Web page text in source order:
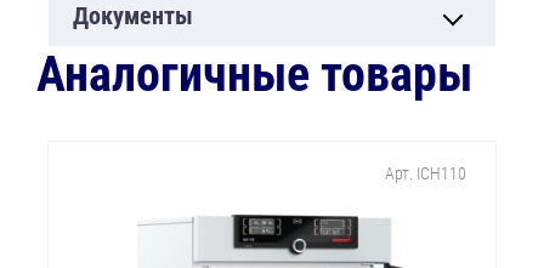
Документы
Аналогичные товары
Арт. ICH110